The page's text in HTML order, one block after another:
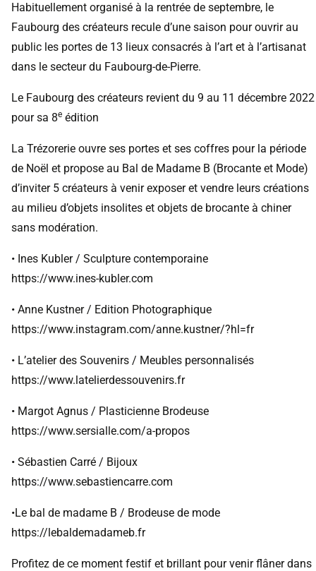
Habituellement organisé à la rentrée de septembre, le
Faubourg des créateurs recule d’une saison pour ouvrir au
public les portes de 13 lieux consacrés à l’art et à l’artisanat
dans le secteur du Faubourg-de-Pierre.
Le Faubourg des créateurs revient du 9 au 11 décembre 2022
pour sa 8e édition
La Trézorerie ouvre ses portes et ses coffres pour la période
de Noël et propose au Bal de Madame B (Brocante et Mode)
d’inviter 5 créateurs à venir exposer et vendre leurs créations
au milieu d’objets insolites et objets de brocante à chiner
sans modération.
• Ines Kubler / Sculpture contemporaine
https://www.ines-kubler.com
• Anne Kustner / Edition Photographique
https://www.instagram.com/anne.kustner/?hl=fr
• L’atelier des Souvenirs / Meubles personnalisés
https://www.latelierdessouvenirs.fr
• Margot Agnus / Plasticienne Brodeuse
https://www.sersialle.com/a-propos
• Sébastien Carré / Bijoux
https://www.sebastiencarre.com
•Le bal de madame B / Brodeuse de mode
https://lebaldemadameb.fr
Profitez de ce moment festif et brillant pour venir flâner dans